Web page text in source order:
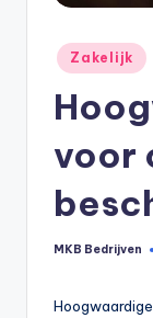
Zakelijk
voor
MKB Bedrijven